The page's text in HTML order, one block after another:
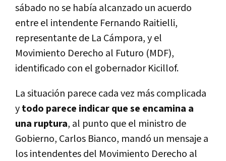
sábado no se había alcanzado un acuerdo
entre el intendente Fernando Raitielli,
representante de La Cámpora, y el
Movimiento Derecho al Futuro (MDF),
identificado con el gobernador Kicillof.
La situación parece cada vez más complicada
ytodo parece indicar que se encamina a
una ruptura, al punto que el ministro de
Gobierno, Carlos Bianco, mandó un mensaje a
los intendentes del Movimiento Derecho al